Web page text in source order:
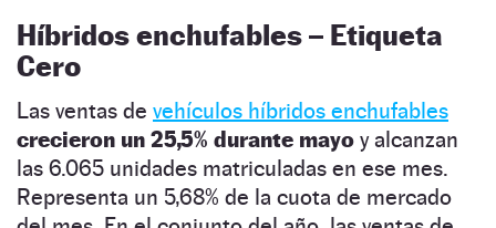
Híbridos enchufables – Etiqueta
Cero
Las ventas de vehículos híbridos enchufables
crecieron un 25,5% durante mayo y alcanzan
las 6.065 unidades matriculadas en ese mes.
Representa un 5,68% de la cuota de mercado